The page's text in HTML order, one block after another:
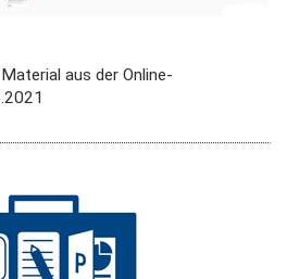
aus der Online-